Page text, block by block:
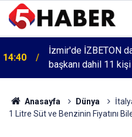
14:40
İzmir'de İZBETON
başkanı dahil 11 kişi
Anasayfa Dünya
1 Litre Süt ve Benzinin Fiyatını